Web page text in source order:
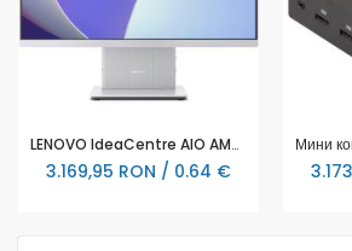
LENOVO IdeaCentre AIO AMD Ryzen 5 7535HS 23.8inch FHD 16GB DDR5 512GB PCIe NoOS Cloud - F0HR000VRI
3.169,95 RON / 0.64 €